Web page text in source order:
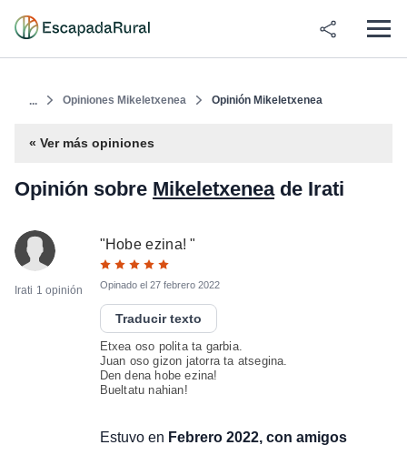
... Opiniones Mikeletxenea Opinión Mikeletxenea
« Ver más opiniones
Opinión sobre Mikeletxeneade Irati
Irati 1 opinión
"Hobe ezina!"
Opinado el 27 febrero 2022
Traducir texto
Etxea oso polita ta garbia.
Juan oso gizon jatorra ta atsegina.
Den dena hobe ezina!
Bueltatu nahian!
Estuvo en Febrero 2022, con amigos